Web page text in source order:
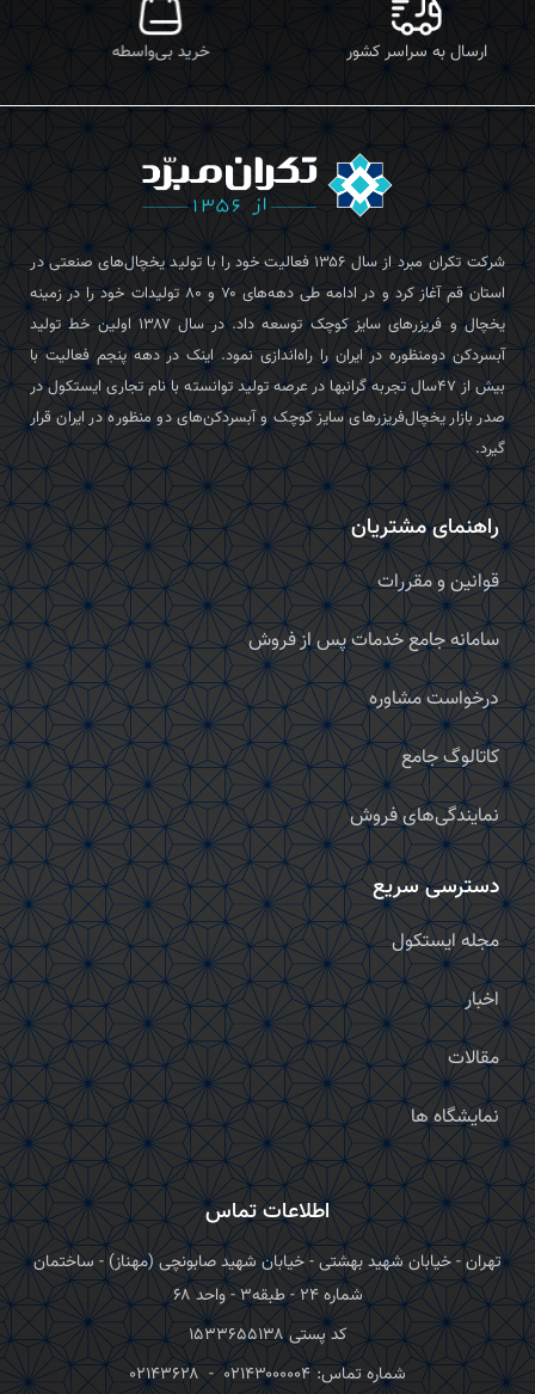
خرید بی‌واسطه ارسال درب محل
شرکت تکران‌ مبرد از سال ۱۳۵۶ فعالیت خود را با تولید یخچال‌های صنعتی در
استان قم آغاز کرد و در ادامه طی دهه‌های ۷۰ و ۸۰ تولیدات خود را در زمینه
یخچال و فریزرهای سایز کوچک توسعه داد. در سال ۱۳۸۷ اولین خط تولید
آبسردکن دومنظوره در ایران را راه‌اندازی نمود. اینک در دهه پنجم فعالیت با
بیش از ۴۷سال تجربه گرانبها در عرصه تولید توانسته با نام تجاری ایستکول در
صدر بازار یخچال‌فریزرهای سایز کوچک و آبسردکن‌های دو منظوره در ایران قرار
گیرد.
راهنمای مشتریان
قوانین و مقررات
سامانه جامع خدمات پس از فروش
درخواست مشاوره
کاتالوگ جامع
نمایندگی‌های فروش
دسترسی سریع
مجله ایستکول
اخبار
مقالات
نمایشگاه ها
اطلاعات تماس
تهران - خیابان شهید بهشتی - خیابان شهید صابونچی (مهناز) - ساختمان
شماره ۲۴ - طبقه۳ - واحد ۶۸
کد پستی ۱۵۳۳۶۵۵۱۳۸
شماره تماس: ۰۲۱۴۳۰۰۰۰۰۴ - ۰۲۱۴۳۶۲۸